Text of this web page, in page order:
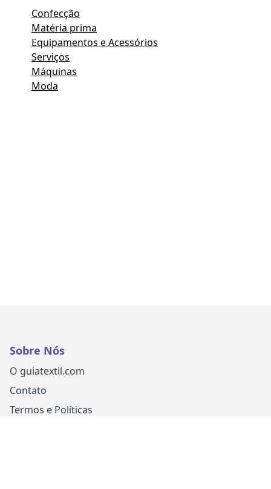
Confecção
Matéria prima
Equipamentos e Acessórios
Serviços
Máquinas
Moda
Sobre Nós
O guiatextil.com
Contato
Termos e Políticas